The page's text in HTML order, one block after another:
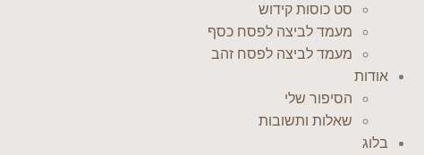
סט כוסות קידוש
מעמד לביצה לפסח כסף
מעמד לביצה לפסח זהב
אודות
הסיפור שלי
שאלות ותשובות
בלוג